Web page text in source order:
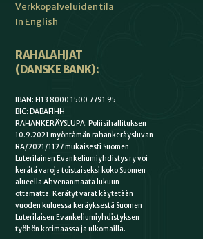
Verkkopalveluiden tila
In English
RAHALAHJAT
(DANSKE BANK):
IBAN: FI13 8000 1500 7791 95
BIC: DABAFIHH
RAHANKERÄYSLUPA: Poliisihallituksen
10.9.2021 myöntämän rahankeräysluvan
RA/2021/1127 mukaisesti Suomen
Luterilainen Evankeliumiyhdistys ry voi
kerätä varoja toistaiseksi koko Suomen
alueella Ahvenanmaata lukuun
ottamatta. Kerätyt varat käytetään
vuoden kuluessa keräyksestä Suomen
Luterilaisen Evankeliumiyhdistyksen
työhön kotimaassa ja ulkomailla.